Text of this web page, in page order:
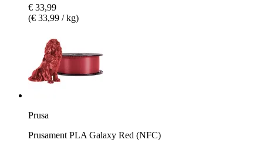
€ 33,99
(€ 33,99 / kg)
Prusa
Prusament PLA Galaxy Red (NFC)